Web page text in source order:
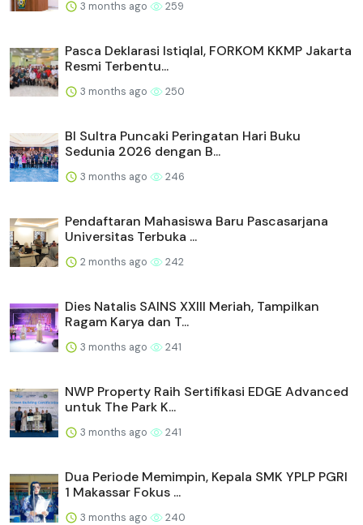
3 months ago 259
Pasca Deklarasi Istiqlal, FORKOM KKMP Jakarta
Resmi Terbentu...
3 months ago 250
BI Sultra Puncaki Peringatan Hari Buku
Sedunia 2026 dengan B...
3 months ago 246
Pendaftaran Mahasiswa Baru Pascasarjana
Universitas Terbuka ...
2 months ago 242
Dies Natalis SAINS XXIII Meriah, Tampilkan
Ragam Karya dan T...
3 months ago 241
NWP Property Raih Sertifikasi EDGE Advanced
untuk The Park K...
3 months ago 241
Dua Periode Memimpin, Kepala SMK YPLP PGRI
1 Makassar Fokus ...
3 months ago 240